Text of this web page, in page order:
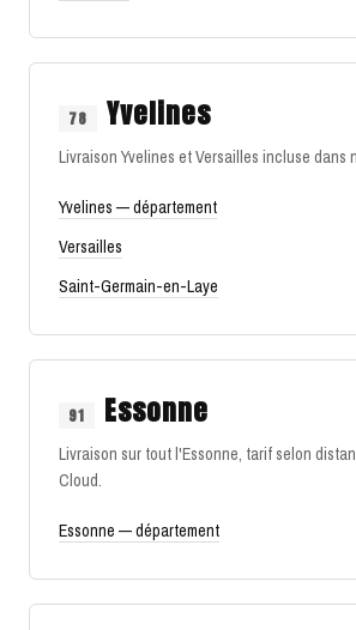
78 Yvelines
Livraison Yvelines et Versailles incluse dans
Yvelines — département
Versailles
Saint-Germain-en-Laye
91 Essonne
Livraison sur tout l'Essonne, tarif selon
Cloud.
Essonne — département